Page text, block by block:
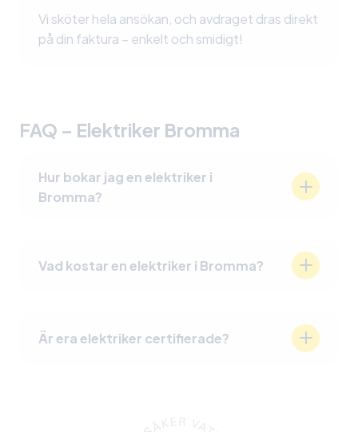
Vi sköter hela ansökan, och avdraget dras direkt
på din faktura – enkelt och smidigt!
FAQ – Elektriker Bromma
Hur bokar jag en elektriker i
Bromma?
vår kundtjänst. Vi hjälper dig att hitta en tid som
passar ditt schema.
Vad kostar en elektriker i Bromma?
omfattning. Vi erbjuder fasta priser och
kostnadsfria offerter.
Är era elektriker certifierade?